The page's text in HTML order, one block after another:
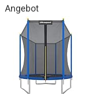
Angebot